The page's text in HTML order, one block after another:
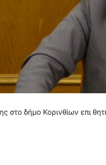
στο δήμο Κορινθίων επι